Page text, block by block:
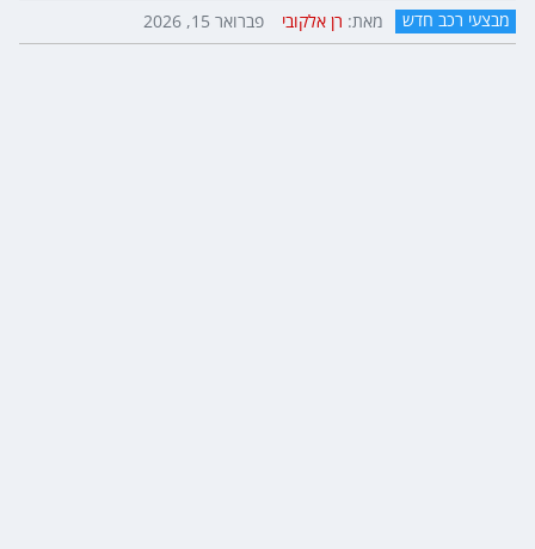
מבצעי רכב חדש מאת: רן אלקובי פברואר 15, 2026